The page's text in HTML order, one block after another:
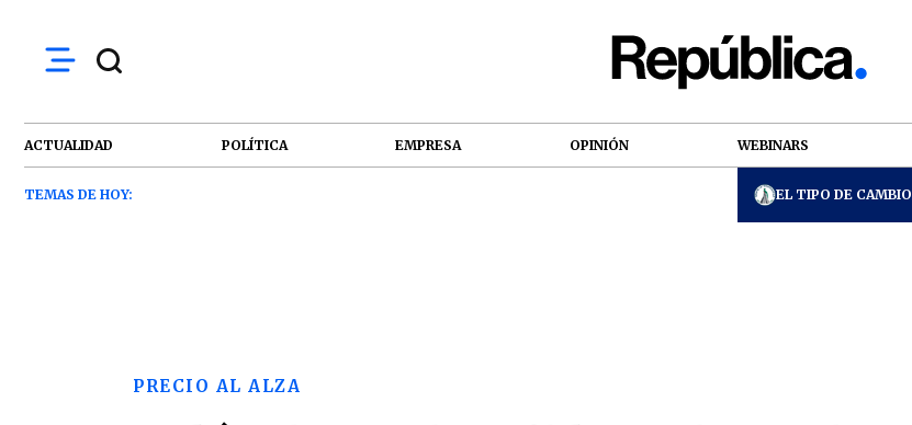
ACTUALIDAD POLÍTICA EMPRESA OPINIÓN WEBINARS
TEMAS DE HOY: EL TIPO DE
PRECIO AL ALZA